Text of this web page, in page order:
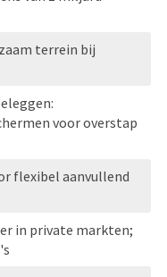
terrein bij
voor overstap
flexibel aanvullend
in private markten;